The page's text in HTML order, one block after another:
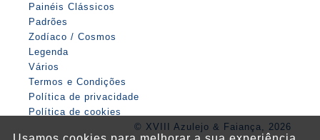
Painéis Clássicos
Padrões
Zodíaco / Cosmos
Legenda
Vários
Termos e Condições
Política de privacidade
Política de cookies
© XVIII Azulejo & Faiança, 2026